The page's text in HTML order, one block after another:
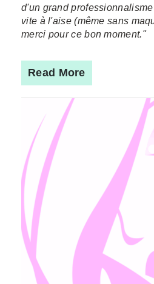
d'un grand
vite à l'aise (même sans
merci pour ce bon moment."
Read More